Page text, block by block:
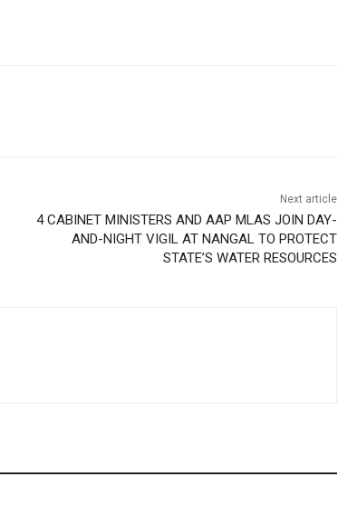
Next article
4 CABINET MINISTERS AND AAP MLAS JOIN DAY-
AND-NIGHT VIGIL AT NANGAL TO PROTECT
STATE’S WATER RESOURCES